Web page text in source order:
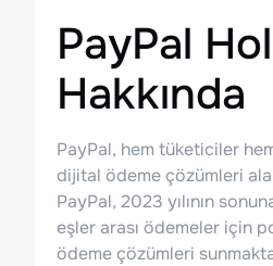
PayPal
Hakkında
PayPal, hem tüketiciler
dijital ödeme çözümleri
PayPal, 2023 yılının
eşler arası ödemeler için
ödeme çözümleri